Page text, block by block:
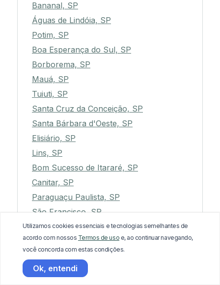
Bananal, SP
Águas de Lindóia, SP
Potim, SP
Boa Esperança do Sul, SP
Borborema, SP
Mauá, SP
Tuiuti, SP
Santa Cruz da Conceição, SP
Santa Bárbara d'Oeste, SP
Elisiário, SP
Lins, SP
Bom Sucesso de Itararé, SP
Canitar, SP
Paraguaçu Paulista, SP
São Francisco, SP
Jaguariúna, SP
Ipaussu, SP
Monte Castelo, SP
Utilizamos cookies essenciais e tecnologias semelhantes de
acordo com nossos Termos de uso e, ao continuar navegando,
você concorda com estas condições.
Ok, entendi